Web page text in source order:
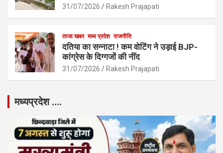
31/07/2026 Rakesh Prajapati
ताजा खबर मध्य प्रदेश राजनीति
दतिया का सन्नाटा ! कम वोटिंग ने उड़ाई BJP-
कांग्रेस के दिग्गजों की नींद
31/07/2026 Rakesh Prajapati
मध्यप्रदेश ….